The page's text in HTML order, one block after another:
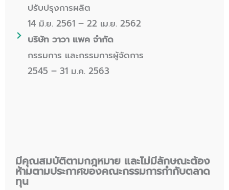
ปรับปรุงการผลิต
14 มิ.ย. 2561 – 22 เม.ย. 2562
บริษัท วาวา แพค จำกัด
กรรมการ และกรรมการผู้จัดการ
2545 – 31 ม.ค. 2563
มีคุณสมบัติตามกฎหมาย และไม่มีลักษณะต้อง
ห้ามตามประกาศของคณะกรรมการกำกับตลาด
ทุน